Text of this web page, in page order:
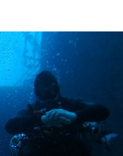
alten Galerie